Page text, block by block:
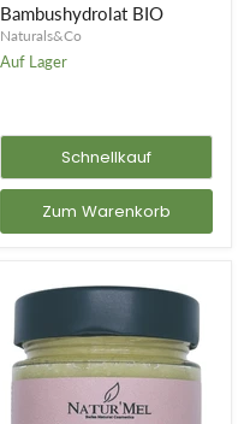
Bambushydrolat BIO
Naturals&Co
Auf Lager
Schnellkauf
Zum Warenkorb